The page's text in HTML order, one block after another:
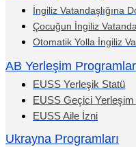
İngiliz Vatandaşlığına
Çocuğun İngiliz
Otomatik Yolla İngiliz
AB Yerleşim
EUSS Yerleşik Statü
EUSS Geçici
EUSS Aile İzni
Ukrayna Programları